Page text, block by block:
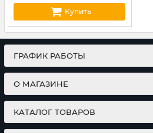
Купить
ГРАФИК РАБОТЫ
О МАГАЗИНЕ
КАТАЛОГ ТОВАРОВ